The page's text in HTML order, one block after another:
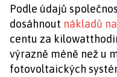
Podle údajů
dosáhnout nákladů
centu za
výrazně méně než u
fotovoltaických